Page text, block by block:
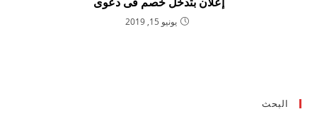
يونيو 15, 2019
البحث